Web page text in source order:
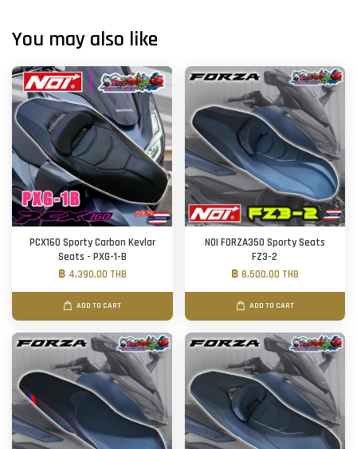
You may also like
PCX160 Sporty Carbon Kevlar
Seats - PXG-1-B
฿ 4,390.00 THB
ADD TO CART
NOI FORZA350 Sporty Seats
FZ3-2
฿ 8,500.00 THB
ADD TO CART